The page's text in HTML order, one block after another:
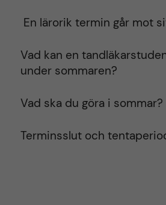
En lärorik termin går mot
Vad kan en
under sommaren?
Vad ska du göra i sommar?
Terminsslut och